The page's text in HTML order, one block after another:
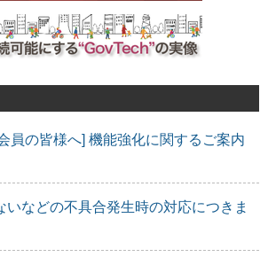
員の皆様へ] 機能強化に関するご案内
いなどの不具合発生時の対応につきま